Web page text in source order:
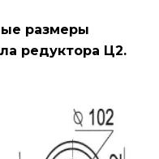
размеры
редуктора Ц2.